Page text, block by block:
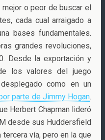
o peor de buscar el
cada cual arraigado a
bases fundamentales.
grandes revoluciones,
Desde la exportación y
los valores del juego
como en un
parte de Jimmy Hogan.
Herbert Chapman lideró
desde sus Huddersfield
tercera vía, pero en la que